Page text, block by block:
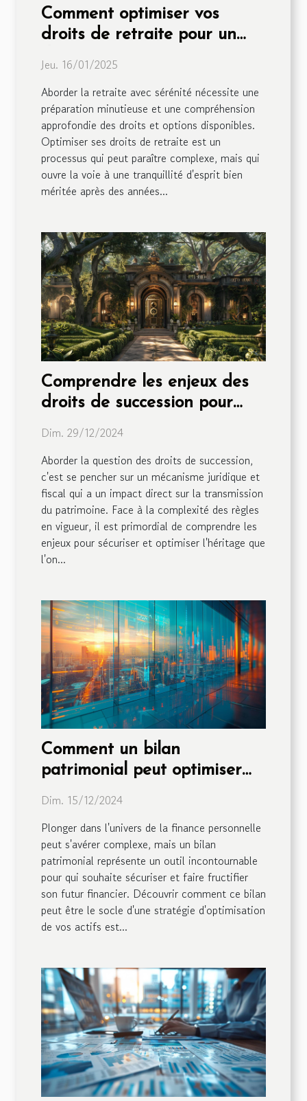
Comment optimiser vos
droits de retraite pour un
départ serein
Jeu. 16/01/2025
Aborder la retraite avec sérénité nécessite une
préparation minutieuse et une compréhension
approfondie des droits et options disponibles.
Optimiser ses droits de retraite est un
processus qui peut paraître complexe, mais qui
ouvre la voie à une tranquillité d'esprit bien
méritée après des années...
Comprendre les enjeux des
droits de succession pour
Dim. 29/12/2024
Aborder la question des droits de succession,
c'est se pencher sur un mécanisme juridique et
fiscal qui a un impact direct sur la transmission
du patrimoine. Face à la complexité des règles
en vigueur, il est primordial de comprendre les
enjeux pour sécuriser et optimiser l'héritage que
l'on...
Comment un bilan
patrimonial peut optimiser
votre avenir financier
Dim. 15/12/2024
Plonger dans l'univers de la finance personnelle
peut s'avérer complexe, mais un bilan
patrimonial représente un outil incontournable
pour qui souhaite sécuriser et faire fructifier
son futur financier. Découvrir comment ce bilan
peut être le socle d'une stratégie d'optimisation
de vos actifs est...